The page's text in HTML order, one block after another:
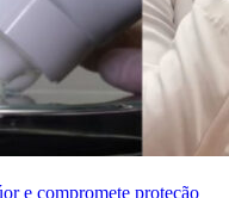
e compromete proteção